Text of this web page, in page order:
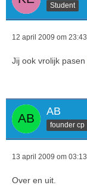
Student
12 april 2009 om 23:43
Jij ook vrolijk pasen
AB
founder cp
13 april 2009 om 03:13
Over en uit.